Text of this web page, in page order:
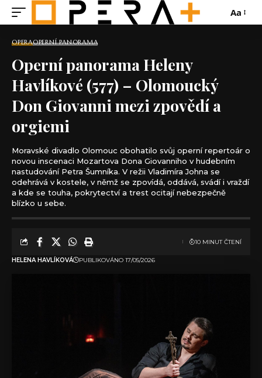
Aa
OPERAOPERNÍ PANORAMA
Operní panorama Heleny
Havlíkové (577) – Olomoucký
Don Giovanni mezi zpovědí a
orgiemi
Moravské divadlo Olomouc obohatilo svůj operní repertoár o
novou inscenaci Mozartova Dona Giovanniho v hudebním
nastudování Petra Šumníka. V režii Vladimíra Johna se
odehrává v kostele, v němž se zpovídá, oddává, svádí i vraždí
a kde se touha, pokrytectví a trest ocitají nebezpečně
blízko u sebe.
HELENA HAVLÍKOVÁ PUBLIKOVÁNO 17/05/2026
10 MINUT ČTENÍ